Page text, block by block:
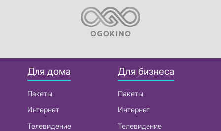
Для дома
Пакеты
Интернет
Телевидение
Для бизнеса
Пакеты
Интернет
Телевидение